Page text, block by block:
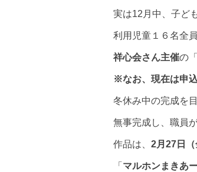
実は12月中、子ど
利用児童１６名全
祥心会さん主催の 「
※なお、現在は申
冬休み中の完成を
無事完成し、職員
作品は、 2月27日（
「 マルホンまきあ